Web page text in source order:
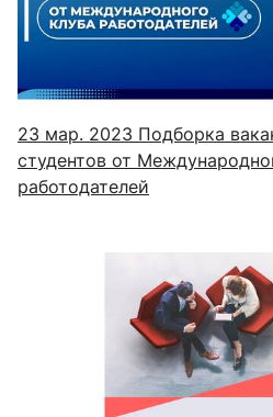
23 мар. 2023 Подборка
студентов от
работодателей